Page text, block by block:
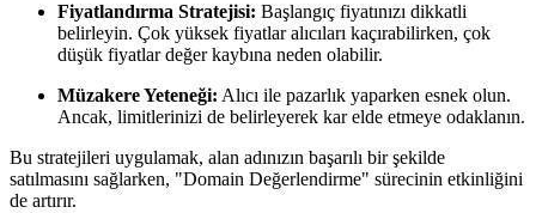
Fiyatlandırma Stratejisi: Başlangıç fiyatınızı dikkatli
belirleyin. Çok yüksek fiyatlar alıcıları kaçırabilirken, çok
düşük fiyatlar değer kaybına neden olabilir.
Müzakere Yeteneği: Alıcı ile pazarlık yaparken esnek olun.
Ancak, limitlerinizi de belirleyerek kar elde etmeye odaklanın.
Bu stratejileri uygulamak, alan adınızın başarılı bir şekilde
satılmasını sağlarken, "Domain Değerlendirme" sürecinin etkinliğini
de artırır.